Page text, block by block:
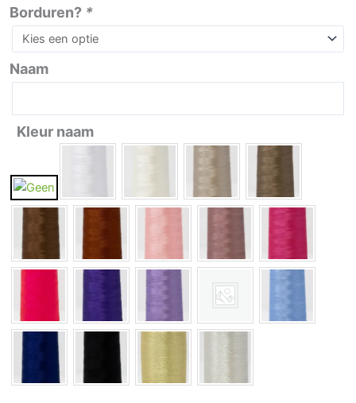
Borduren? *
Naam
Kleur naam
Fairy
Mae
aantal